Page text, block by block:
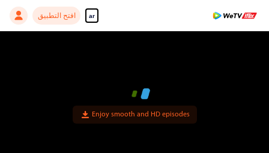
ar افتح التطبيق
Enjoy smooth and HD episodes